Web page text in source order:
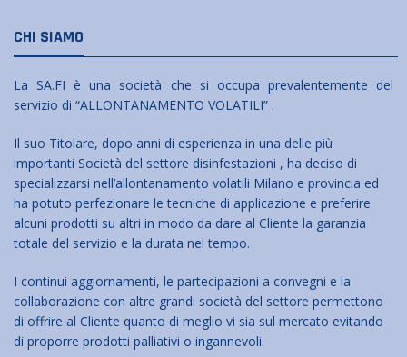
CHI SIAMO
La SA.FI è una società che si occupa prevalentemente del
servizio di “ALLONTANAMENTO VOLATILI” .
Il suo Titolare, dopo anni di esperienza in una delle più
importanti Società del settore disinfestazioni , ha deciso di
specializzarsi nell’allontanamento volatili Milano e provincia ed
ha potuto perfezionare le tecniche di applicazione e preferire
alcuni prodotti su altri in modo da dare al Cliente la garanzia
totale del servizio e la durata nel tempo.
I continui aggiornamenti, le partecipazioni a convegni e la
collaborazione con altre grandi società del settore permettono
di offrire al Cliente quanto di meglio vi sia sul mercato evitando
di proporre prodotti palliativi o ingannevoli.